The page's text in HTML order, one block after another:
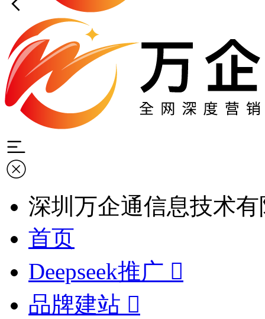
深圳万企通信息技术
首页
Deepseek推广
品牌建站